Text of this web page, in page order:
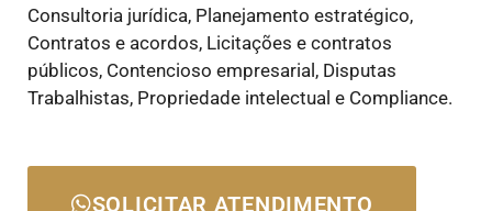
Consultoria jurídica, Planejamento estratégico,
Contratos e acordos, Licitações e contratos
públicos, Contencioso empresarial, Disputas
Trabalhistas, Propriedade intelectual e Compliance.
SOLICITAR ATENDIMENTO